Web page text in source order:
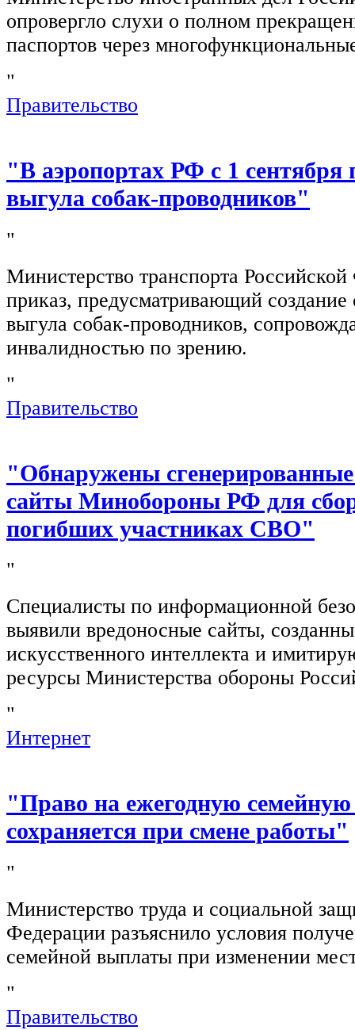
опровергло слухи о полном
паспортов через
"
Правительство
"В аэропортах РФ с 1 сентября
выгула собак-проводников"
"
Министерство транспорта
приказ, предусматривающий создание
выгула собак-проводников,
инвалидностью по зрению.
"
Правительство
"Обнаружены
сайты Минобороны РФ для
погибших участниках СВО"
"
Специалисты по информационной
выявили вредоносные сайты,
искусственного интеллекта и
ресурсы Министерства обороны
"
Интернет
"Право на ежегодную
сохраняется при смене работы"
"
Министерство труда и социальной
Федерации разъяснило условия
семейной выплаты при изменении
"
Правительство